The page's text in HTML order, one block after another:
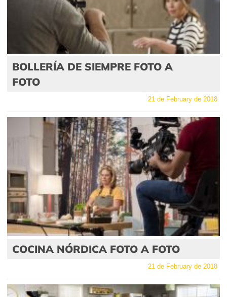
BOLLERÍA DE SIEMPRE FOTO A
FOTO
21 de February de 2018
COCINA NÓRDICA FOTO A FOTO
21 de February de 2018